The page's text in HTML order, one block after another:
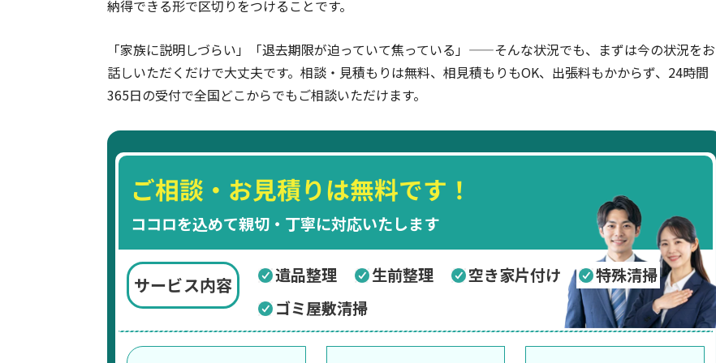
納得できる形で区切りをつけることです。
「家族に説明しづらい」「退去期限が迫っていて焦っている」——そんな状況でも、まずは今の状況をお
話しいただくだけで大丈夫です。相談・見積もりは無料、相見積もりもOK、出張料もかからず、24時間
365日の受付で全国どこからでもご相談いただけます。
ご相談・お見積りは無料です！
ココロを込めて親切・丁寧に対応いたします
サービス内容 遺品整理 生前整理 空き家片付け
特殊清掃
ゴミ屋敷清掃